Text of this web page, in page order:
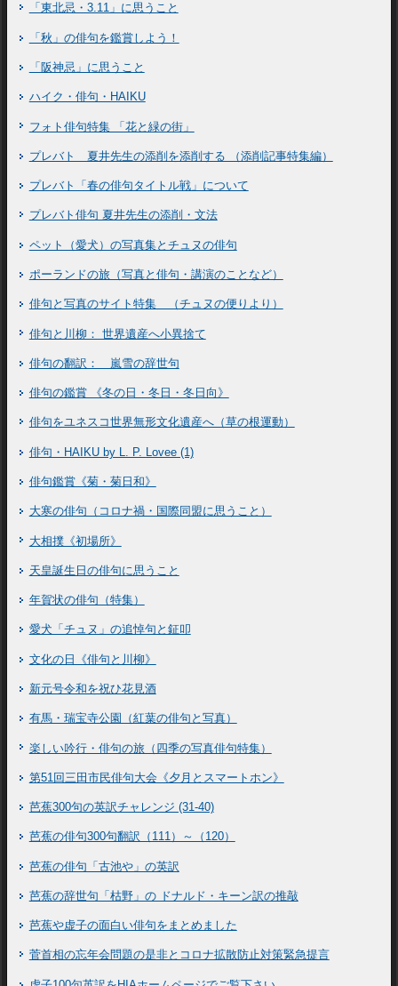
「東北忌・3.11」に思うこと
「秋」の俳句を鑑賞しよう！
「阪神忌」に思うこと
ハイク・俳句・HAIKU
フォト俳句特集 「花と緑の街」
プレバト 夏井先生の添削を添削する （添削記事特集編）
プレバト「春の俳句タイトル戦」について
プレバト俳句 夏井先生の添削・文法
ペット（愛犬）の写真集とチュヌの俳句
ポーランドの旅（写真と俳句・講演のことなど）
俳句と写真のサイト特集 （チュヌの便りより）
俳句と川柳： 世界遺産へ小異捨て
俳句の翻訳： 嵐雪の辞世句
俳句の鑑賞 《冬の日・冬日・冬日向》
俳句をユネスコ世界無形文化遺産へ（草の根運動）
俳句・HAIKU by L. P. Lovee (1)
俳句鑑賞《菊・菊日和》
大寒の俳句（コロナ禍・国際同盟に思うこと）
大相撲《初場所》
天皇誕生日の俳句に思うこと
年賀状の俳句（特集）
愛犬「チュヌ」の追悼句と鉦叩
文化の日《俳句と川柳》
新元号令和を祝ひ花見酒
有馬・瑞宝寺公園（紅葉の俳句と写真）
楽しい吟行・俳句の旅（四季の写真俳句特集）
第51回三田市民俳句大会《夕月とスマートホン》
芭蕉300句の英訳チャレンジ (31-40)
芭蕉の俳句300句翻訳（111）～（120）
芭蕉の俳句「古池や」の英訳
芭蕉の辞世句「枯野」の ドナルド・キーン訳の推敲
芭蕉や虚子の面白い俳句をまとめました
菅首相の忘年会問題の是非とコロナ拡散防止対策緊急提言